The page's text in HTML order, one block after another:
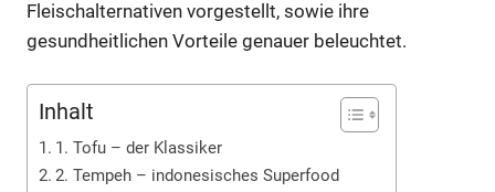
Fleischalternativen vorgestellt, sowie ihre
gesundheitlichen Vorteile genauer beleuchtet.
Inhalt
1. Tofu – der Klassiker
2. Tempeh – indonesisches Superfood